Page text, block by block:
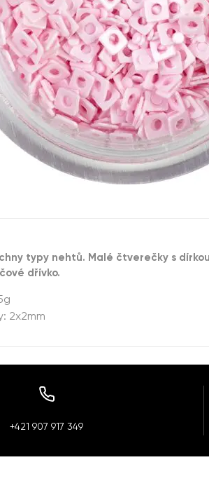
typy nehtů. Malé čtverečky s
dřívko.
2x2mm
+421 907 917 349